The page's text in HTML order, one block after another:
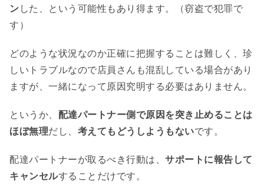
ンした、という可能性もあり得ます。（窃盗で犯罪で
す）
どのような状況なのか正確に把握することは難しく、珍
しいトラブルなので店員さんも混乱している場合があり
ますが、一緒になって原因究明する必要はありません。
というか、 配達パートナー側で原因を突き止めることは
ほぼ無理だし、 考えてもどうしようもないです。
配達パートナーが取るべき行動は、 サポートに報告して
キャンセルすることだけです。